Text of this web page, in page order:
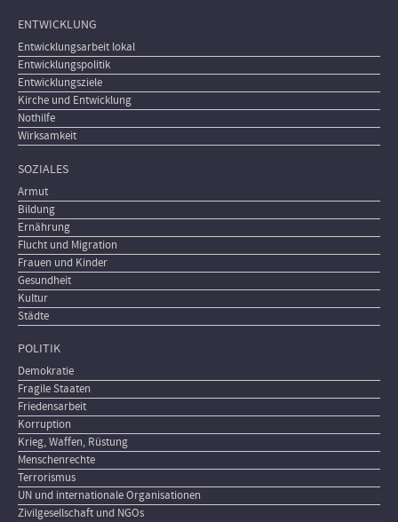
ENTWICKLUNG
Entwicklungsarbeit lokal
Entwicklungspolitik
Entwicklungsziele
Kirche und Entwicklung
Nothilfe
Wirksamkeit
SOZIALES
Armut
Bildung
Ernährung
Flucht und Migration
Frauen und Kinder
Gesundheit
Kultur
Städte
POLITIK
Demokratie
Fragile Staaten
Friedensarbeit
Korruption
Krieg, Waffen, Rüstung
Menschenrechte
Terrorismus
UN und internationale Organisationen
Zivilgesellschaft und NGOs